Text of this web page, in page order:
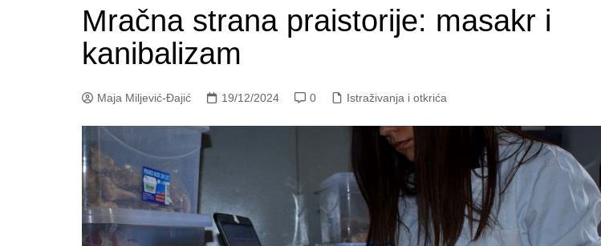
Mračna strana praistorije: masakr i
kanibalizam
Maja Miljević-Đajić 19/12/2024 0 Istraživanja i otkrića